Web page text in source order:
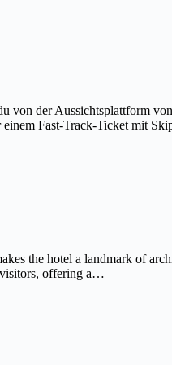
der Aussichtsplattform
Fast-Track-Ticket mit
the hotel a landmark of
visitors, offering a…